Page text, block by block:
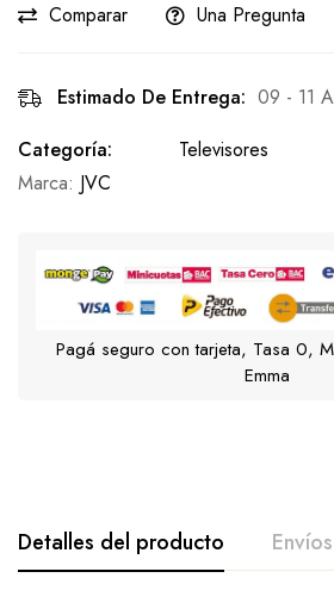
Comparar Una Pregunta
Estimado De Entrega: 09 - 11
Categoría:
Televisores
Marca: JVC
Pagá seguro con tarjeta, Tasa 0,
Emma
Detalles del producto